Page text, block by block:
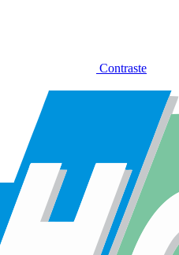
Contraste